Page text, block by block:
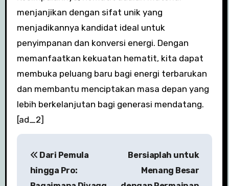
menjanjikan dengan sifat unik yang
menjadikannya kandidat ideal untuk
penyimpanan dan konversi energi. Dengan
memanfaatkan kekuatan hematit, kita dapat
membuka peluang baru bagi energi terbarukan
dan membantu menciptakan masa depan yang
lebih berkelanjutan bagi generasi mendatang.
[ad_2]
Dari Pemula
hingga Pro:
Bersiaplah untuk
Menang Besar